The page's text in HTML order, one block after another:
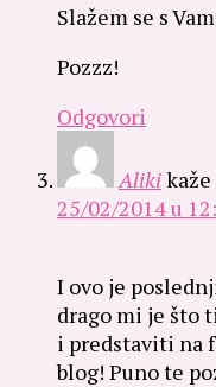
Slažem se s
Pozzz!
Odgovori
Alikikaže
25/02/2014 u
I ovo je
drago mi je što
i predstaviti na
blog! Puno te